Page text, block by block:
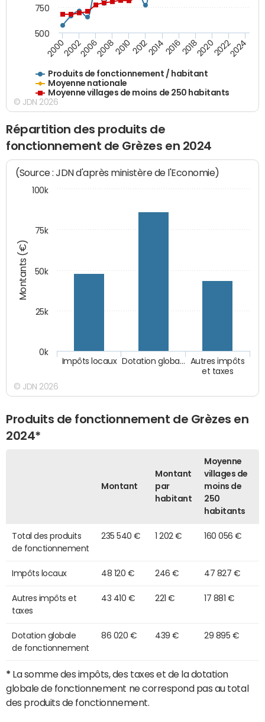
Produits de fonctionnement / habitant
Moyenne nationale
Moyenne villages de moins de 250 habitants
200020022006200820102012201420162018202020222024
500
750
© JDN 2026
Répartition des produits de
fonctionnement de Grèzes en 2024
Montants (€)
(Source : JDN d'après ministère de l'Economie)
Autres impôts
et taxes
Dotation globa…
Impôts locaux
0k
100k
25k
50k
75k
© JDN 2026
Produits de fonctionnement de Grèzes en
2024*
Montant
Montant
par
habitant
Moyenne
villages de
moins de
250
habitants
Total des produits
de fonctionnement
235 540 € 1 202 € 160 056 €
Impôts locaux 48 120 € 246 € 47 827 €
Autres impôts et
taxes
43 410 € 221 € 17 881 €
Dotation globale
de fonctionnement
86 020 € 439 € 29 895 €
* La somme des impôts, des taxes et de la dotation
globale de fonctionnement ne correspond pas au total
des produits de fonctionnement.